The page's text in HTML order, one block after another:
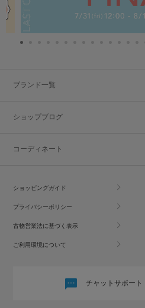
ブランド一覧
ショップブログ
コーディネート
ショッピングガイド
プライバシーポリシー
古物営業法に基づく表示
ご利用環境について
チャットサポート